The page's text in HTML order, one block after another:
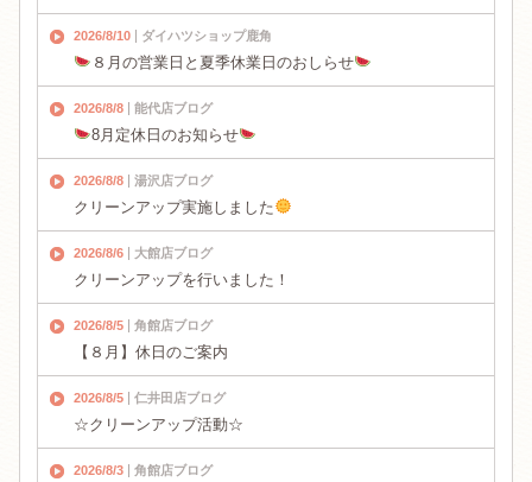
2026/8/10 ダイハツショップ鹿角
８月の営業日と夏季休業日のおしらせ
2026/8/8 能代店ブログ
8月定休日のお知らせ
2026/8/8 湯沢店ブログ
クリーンアップ実施しました
2026/8/6 大館店ブログ
クリーンアップを行いました！
2026/8/5 角館店ブログ
【８月】休日のご案内
2026/8/5 仁井田店ブログ
☆クリーンアップ活動☆
2026/8/3 角館店ブログ